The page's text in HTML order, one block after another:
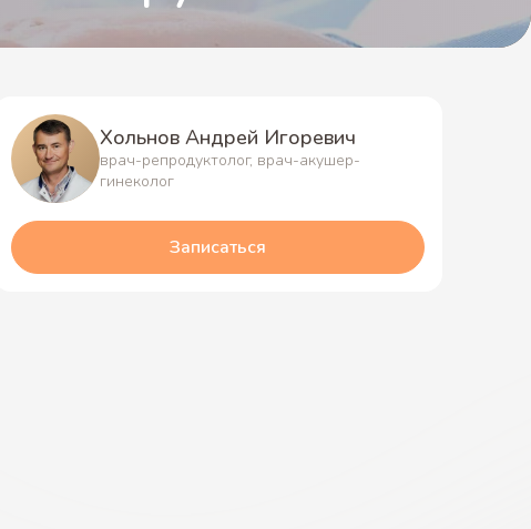
Хольнов Андрей Игоревич
врач-репродуктолог, врач-акушер-
гинеколог
Записаться